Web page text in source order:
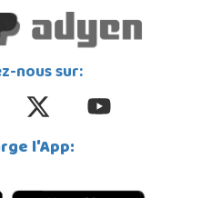
nous sur:
l'App: